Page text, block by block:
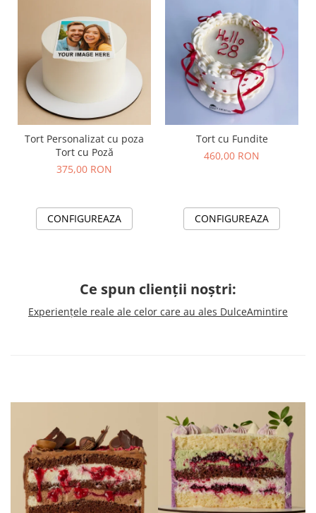
Tort Personalizat cu poza
Tort cu Poză
375,00 RON
CONFIGUREAZA
Tort cu Fundite
460,00 RON
CONFIGUREAZA
Ce spun clienții noștri:
Experiențele reale ale celor care au ales DulceAmintire